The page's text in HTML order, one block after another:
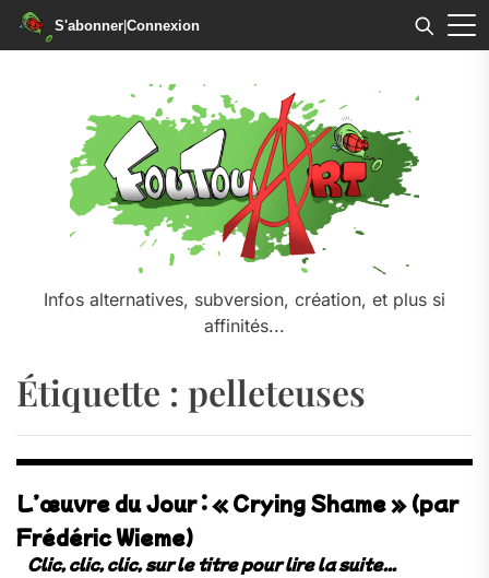
S'abonner|Connexion
Infos alternatives, subversion, création, et plus si
affinités...
Étiquette : pelleteuses
L’œuvre du Jour : « Crying Shame » (par
Frédéric Wieme)